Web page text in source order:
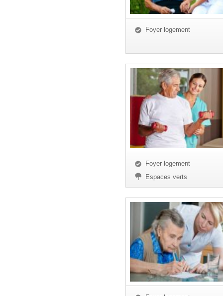
Foyer logement
Foyer logement
Espaces verts